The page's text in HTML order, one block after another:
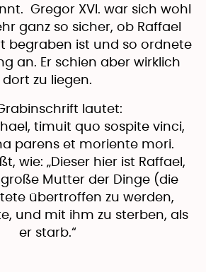
Gregor XVI. war sich wohl
ganz so sicher, ob Raffael
begraben ist und so ordnete
an. Er schien aber wirklich
dort zu liegen.
lautet:
timuit quo sospite vinci,
parens et moriente mori.
wie: „Dieser hier ist Raffael,
Mutter der Dinge (die
übertroffen zu werden,
und mit ihm zu sterben, als
er starb.“